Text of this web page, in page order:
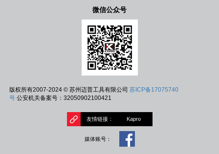
微信公众号
版权所有2007-2024 © 苏州迈普工具有限公司 苏ICP备17075740
号公安机关备案号：32050902100421
友情链接： Kapro
媒体账号：